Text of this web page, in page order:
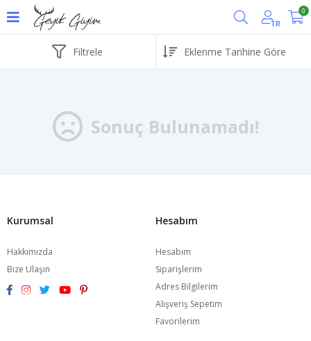
TR
0
Filtrele
Sonuç Bulunamadı!
Kurumsal
Hakkımızda
Bize Ulaşın
Hesabım
Hesabım
Siparişlerim
Adres Bilgilerim
Alışveriş Sepetim
Favorilerim